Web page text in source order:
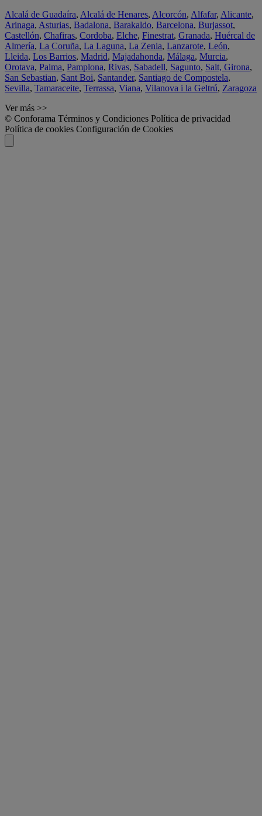
Alcalá de Guadaíra, Alcalá de Henares, Alcorcón, Alfafar, Alicante,
Arinaga, Asturias, Badalona, Barakaldo, Barcelona, Burjassot,
Castellón, Chafiras, Cordoba, Elche, Finestrat, Granada, Huércal de
Almería, La Coruña, La Laguna, La Zenia, Lanzarote, León,
Lleida, Los Barrios, Madrid, Majadahonda, Málaga, Murcia,
Orotava, Palma, Pamplona, Rivas, Sabadell, Sagunto, Salt, Girona,
San Sebastian, Sant Boi, Santander, Santiago de Compostela,
Sevilla, Tamaraceite, Terrassa, Viana, Vilanova i la Geltrú, Zaragoza
Ver más >>
© Conforama Términos y Condiciones Política de privacidad
Política de cookies Configuración de Cookies